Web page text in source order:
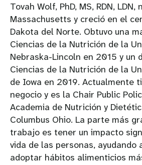
Tovah Wolf, PhD, MS, RDN, LDN,
Massachusetts y creció en el
Dakota del Norte. Obtuvo una
Ciencias de la Nutrición de la
Nebraska-Lincoln en 2015 y un
Ciencias de la Nutrición de la
de Iowa en 2019. Actualmente
negocio y es la Chair Public
Academia de Nutrición y
Columbus Ohio. La parte más
trabajo es tener un impacto
vida de las personas, ayudando
adoptar hábitos alimenticios